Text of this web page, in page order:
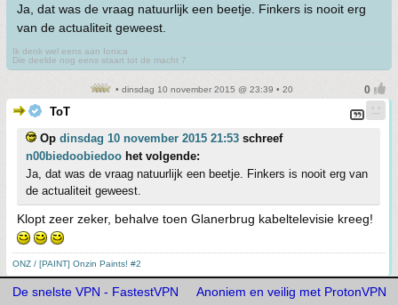
Ja, dat was de vraag natuurlijk een beetje. Finkers is nooit erg
van de actualiteit geweest.
Ik denk wel eens aan Ionica
Die deelde nog eens staart tot de macht 7
• dinsdag 10 november 2015 @ 23:39 • 20
ToT
Op dinsdag 10 november 2015 21:53 schreef
n00biedoobiedoo het volgende:
Ja, dat was de vraag natuurlijk een beetje. Finkers is nooit erg van
de actualiteit geweest.
Klopt zeer zeker, behalve toen Glanerbrug kabeltelevisie kreeg!
ONZ / [PAINT] Onzin Paints! #2
De snelste VPN - FastestVPN Anoniem en veilig met ProtonVPN